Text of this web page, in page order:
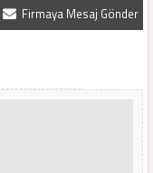
Firmaya Mesaj Gönder